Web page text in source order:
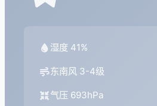
湿度 41%
东南风 3-4级
气压 693hPa